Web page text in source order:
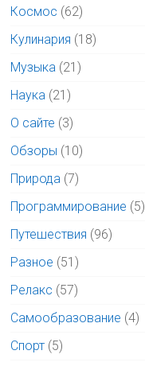
Космос (62)
Кулинария (18)
Музыка (21)
Наука (21)
О сайте (3)
Обзоры (10)
Природа (7)
Программирование (5)
Путешествия (96)
Разное (51)
Релакс (57)
Самообразование (4)
Спорт (5)